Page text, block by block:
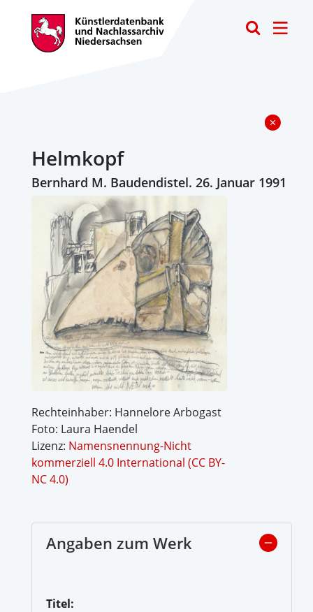
Helmkopf
Bernhard M. Baudendistel. 26. Januar 1991
Rechteinhaber: Hannelore Arbogast
Foto: Laura Haendel
Lizenz: Namensnennung-Nicht
kommerziell 4.0 International (CC BY-
NC 4.0)
Angaben zum Werk
Titel: